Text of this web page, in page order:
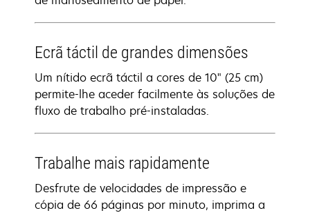
Ecrã táctil de grandes dimensões
Um nítido ecrã táctil a cores de 10" (25 cm)
permite-lhe aceder facilmente às soluções de
fluxo de trabalho pré-instaladas.
Trabalhe mais rapidamente
Desfrute de velocidades de impressão e
cópia de 66 páginas por minuto, imprima a